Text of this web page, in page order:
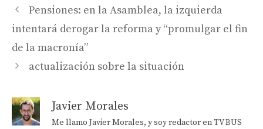
Pensiones: en la Asamblea, la izquierda
intentará derogar la reforma y “promulgar el fin
de la macronía”
actualización sobre la situación
Javier Morales
Me llamo Javier Morales, y soy redactor en TV BUS